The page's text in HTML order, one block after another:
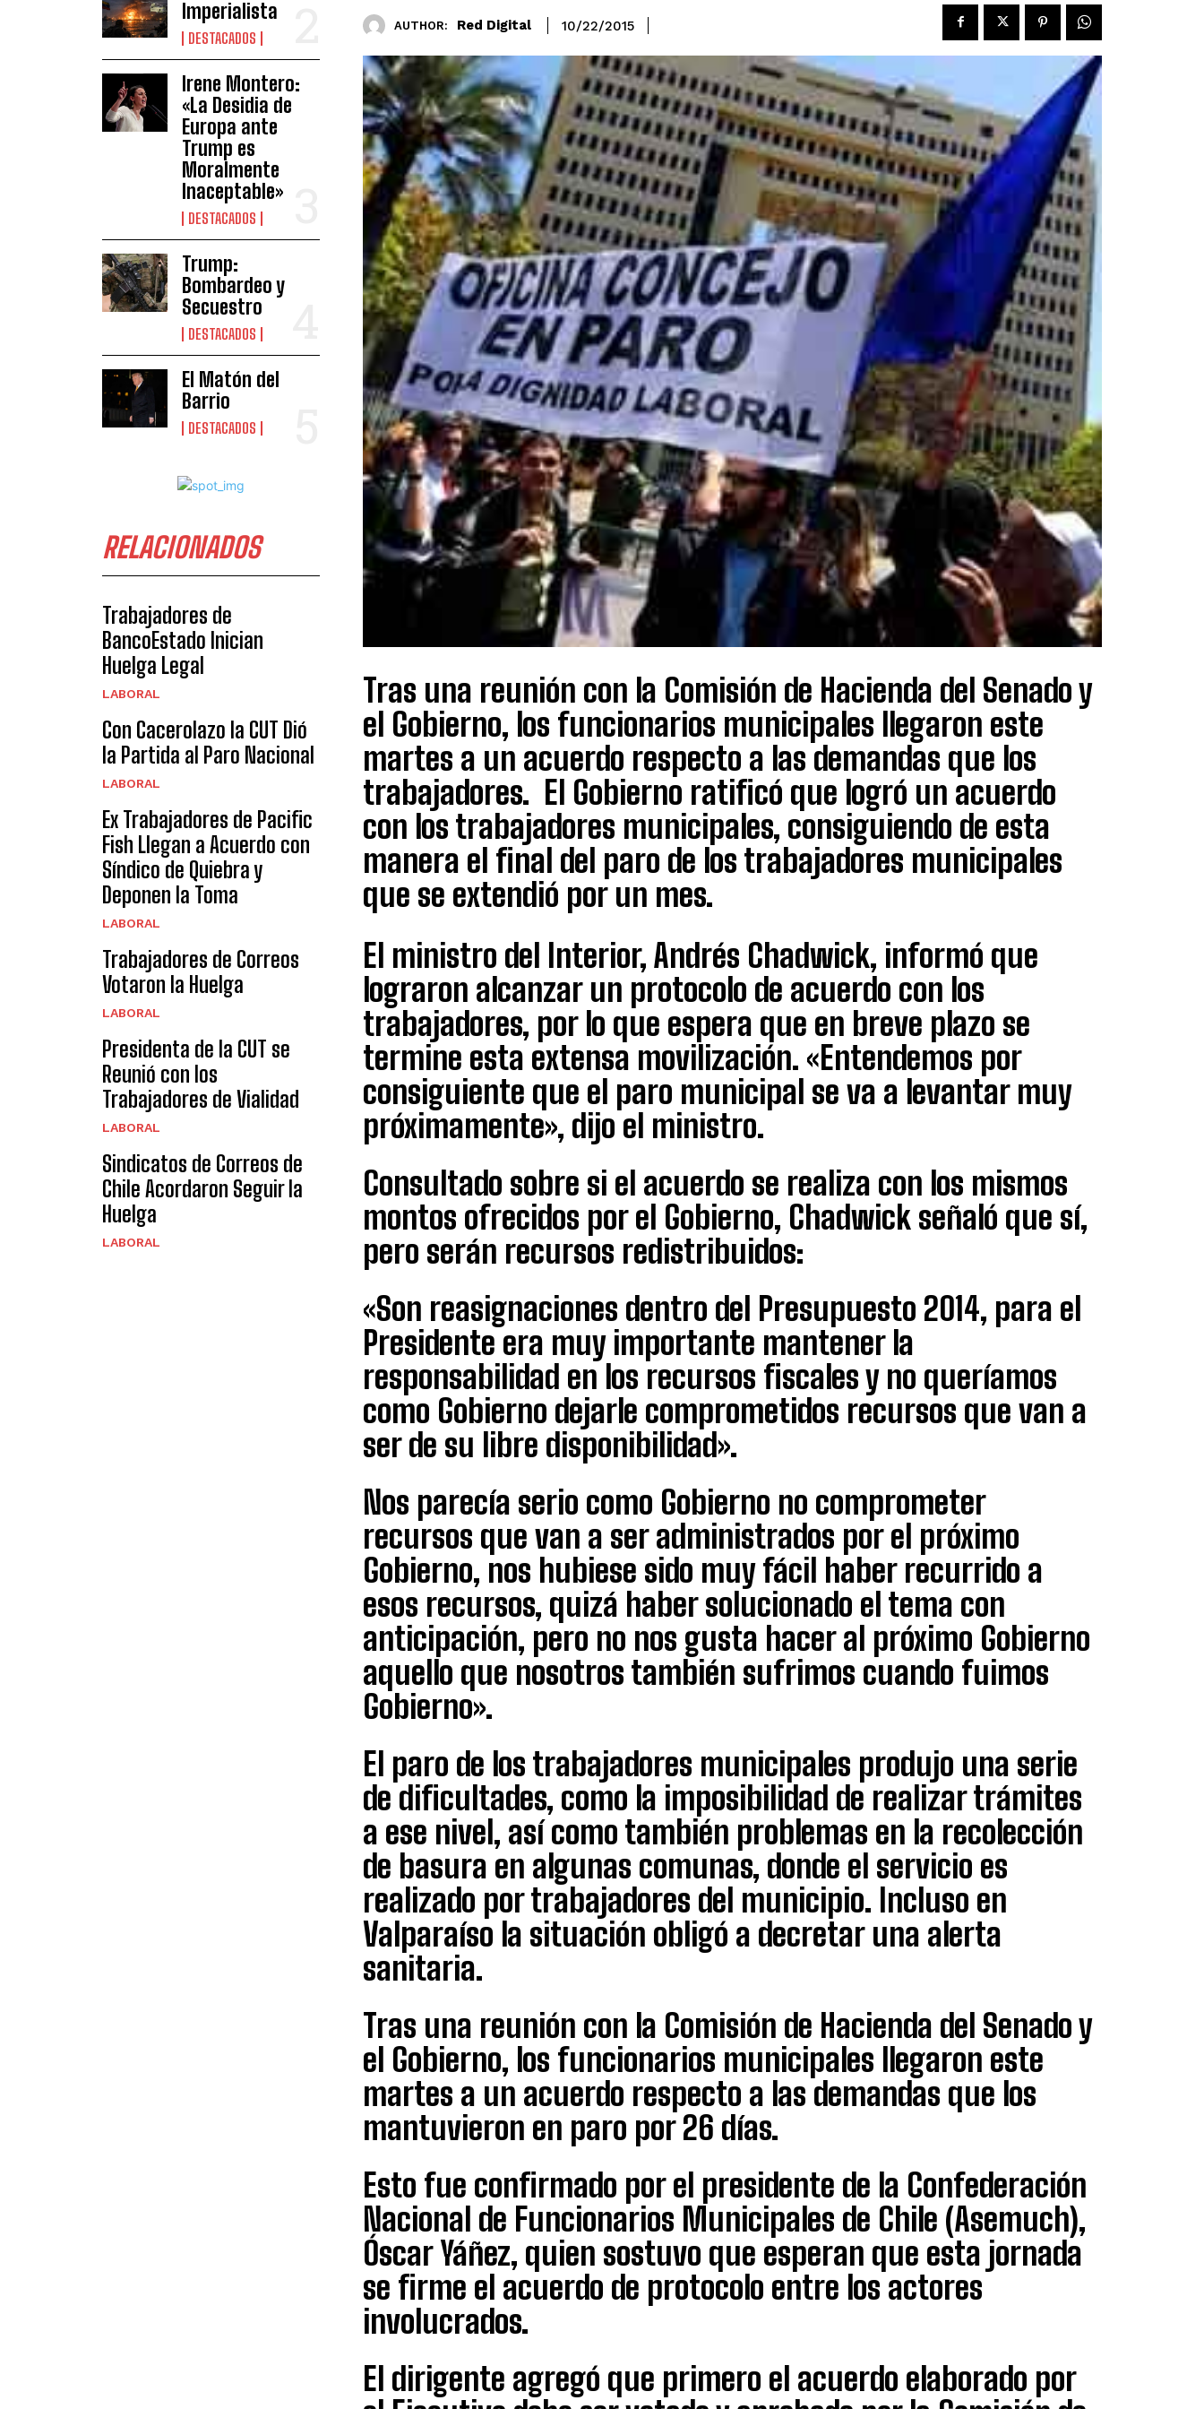
Imperialista
DESTACADOS
Irene Montero:
«La Desidia de
Europa ante
Trump es
Moralmente
Inaceptable»
DESTACADOS
Trump:
Bombardeo y
Secuestro
DESTACADOS
El Matón del
Barrio
DESTACADOS
RELACIONADOS
Trabajadores de
BancoEstado Inician
Huelga Legal
LABORAL
Con Cacerolazo la CUT Dió
la Partida al Paro Nacional
LABORAL
Ex Trabajadores de Pacific
Fish Llegan a Acuerdo con
Síndico de Quiebra y
Deponen la Toma
LABORAL
Trabajadores de Correos
Votaron la Huelga
LABORAL
Presidenta de la CUT se
Reunió con los
Trabajadores de Vialidad
LABORAL
Sindicatos de Correos de
Chile Acordaron Seguir la
Huelga
LABORAL
AUTHOR: Red Digital 10/22/2015
Tras una reunión con la Comisión de Hacienda del Senado y
el Gobierno, los funcionarios municipales llegaron este
martes a un acuerdo respecto a las demandas que los
trabajadores. El Gobierno ratificó que logró un acuerdo
con los trabajadores municipales, consiguiendo de esta
manera el final del paro de los trabajadores municipales
que se extendió por un mes.
El ministro del Interior, Andrés Chadwick, informó que
lograron alcanzar un protocolo de acuerdo con los
trabajadores, por lo que espera que en breve plazo se
termine esta extensa movilización. «Entendemos por
consiguiente que el paro municipal se va a levantar muy
próximamente», dijo el ministro.
Consultado sobre si el acuerdo se realiza con los mismos
montos ofrecidos por el Gobierno, Chadwick señaló que sí,
pero serán recursos redistribuidos:
«Son reasignaciones dentro del Presupuesto 2014, para el
Presidente era muy importante mantener la
responsabilidad en los recursos fiscales y no queríamos
como Gobierno dejarle comprometidos recursos que van a
ser de su libre disponibilidad».
Nos parecía serio como Gobierno no comprometer
recursos que van a ser administrados por el próximo
Gobierno, nos hubiese sido muy fácil haber recurrido a
esos recursos, quizá haber solucionado el tema con
anticipación, pero no nos gusta hacer al próximo Gobierno
aquello que nosotros también sufrimos cuando fuimos
Gobierno».
El paro de los trabajadores municipales produjo una serie
de dificultades, como la imposibilidad de realizar trámites
a ese nivel, así como también problemas en la recolección
de basura en algunas comunas, donde el servicio es
realizado por trabajadores del municipio. Incluso en
Valparaíso la situación obligó a decretar una alerta
sanitaria.
Tras una reunión con la Comisión de Hacienda del Senado y
el Gobierno, los funcionarios municipales llegaron este
martes a un acuerdo respecto a las demandas que los
mantuvieron en paro por 26 días.
Esto fue confirmado por el presidente de la Confederación
Nacional de Funcionarios Municipales de Chile (Asemuch),
Óscar Yáñez, quien sostuvo que esperan que esta jornada
se firme el acuerdo de protocolo entre los actores
involucrados.
El dirigente agregó que primero el acuerdo elaborado por